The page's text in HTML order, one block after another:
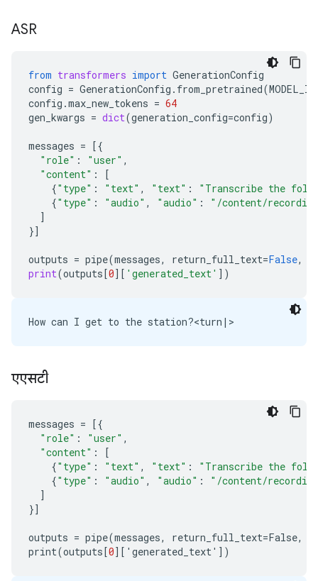
Stream #0:0(eng): Audio: opus, 48000 Hz, mono,
Stream mapping:
Output #0, wav, to '/content/recording.wav':
  Metadata:
    ISFT            : Lavf58.76.100
Stream #0:0(eng): Audio: pcm_s16le
      encoder         : Lavc58.134.100 pcm_s16le
size=     287kB time=00:00:02.99 bitrate=
ASR
from transformers import GenerationConfig
config = GenerationConfig . from_pretrained(MODEL_ID
config .max_new_tokens = 64
gen_kwargs = dict(generation_config=config)
messages = [{
"role" : "user" ,
"content" :
[
{"type" : "text" , "text" :
"Transcribe the
{"type" : "audio" , "audio" :
"/content/
]
}]
outputs = pipe(messages, return_full_text=False,
print(outputs[0][ 'generated_text' ])
एएसटी
messages = [{
"role" : "user" ,
"content" :
[
{"type" : "text" , "text" :
"Transcribe the
{"type" : "audio" , "audio" :
"/content/
]
}]
outputs = pipe(messages, return_full_text=False,
print(outputs[0][ ' generated_text' ])